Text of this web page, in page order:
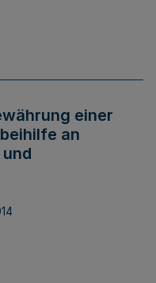
einer
an